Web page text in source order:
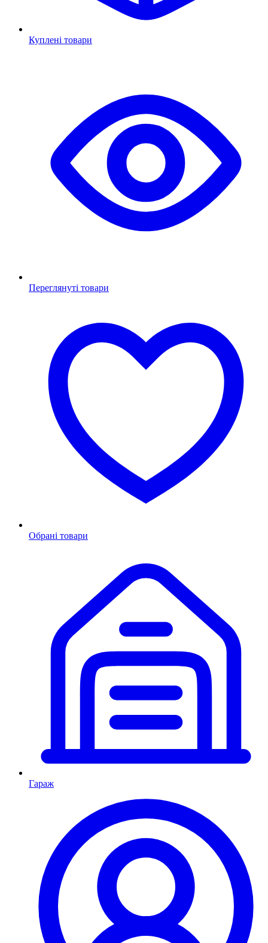
Куплені товари
Переглянуті товари
Обрані товари
Гараж